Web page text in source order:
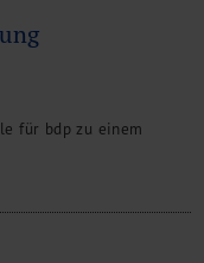
für bdp zu einem